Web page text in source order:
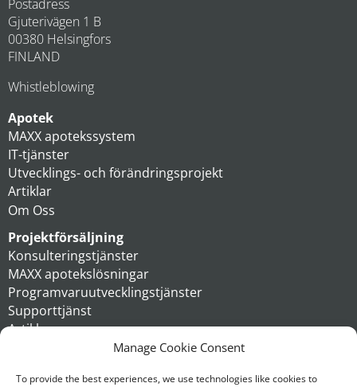
Manage Cookie Consent
To provide the best experiences, we use technologies like cookies to
Postadress
Gjuterivägen 1 B
00380 Helsingfors
FINLAND
Whistleblowing
Apotek
MAXX apotekssystem
IT-tjänster
Utvecklings- och förändringsprojekt
Artiklar
Om Oss
Projektförsäljning
Konsulteringstjänster
MAXX apotekslösningar
Programvaruutvecklingstjänster
Supporttjänst
Artiklar
Koncern